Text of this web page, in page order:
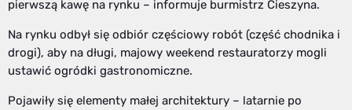
pierwszą kawę na rynku – informuje burmistrz Cieszyna.
Na rynku odbył się odbiór częściowy robót (część chodnika i
drogi), aby na długi, majowy weekend restauratorzy mogli
ustawić ogródki gastronomiczne.
Pojawiły się elementy małej architektury – latarnie po